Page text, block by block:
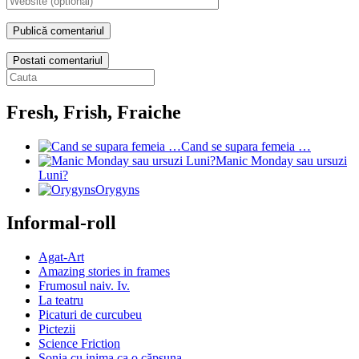
Postati comentariul
Fresh, Frish, Fraiche
Cand se supara femeia …
Manic Monday sau ursuzi
Luni?
Orygyns
Informal-roll
Agat-Art
Amazing stories in frames
Frumosul naiv. Iv.
La teatru
Picaturi de curcubeu
Pictezii
Science Friction